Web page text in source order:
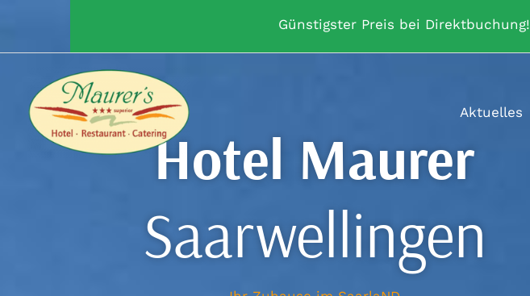
springen
Günstigster Preis bei Direktbuchung!
Aktuelles
Hotel Maurer
Saarwellingen